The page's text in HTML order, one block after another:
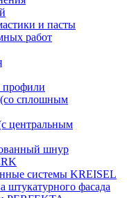
и пасты
работ
профили
сплошным
центральным
шнур
системы KREISEL
штукатурного фасада